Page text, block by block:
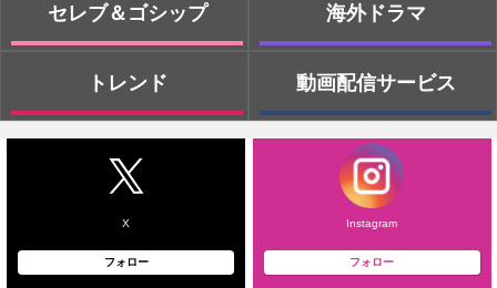
セレブ＆ゴシップ
トレンド
海外ドラマ
動画配信サービス
X
フォロー
Instagram
フォロー